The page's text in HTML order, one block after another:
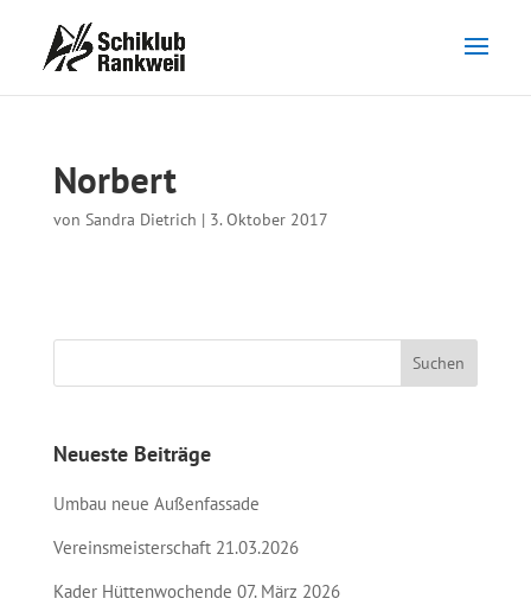
Norbert
von Sandra Dietrich | 3. Oktober 2017
Neueste Beiträge
Umbau neue Außenfassade
Vereinsmeisterschaft 21.03.2026
Kader Hüttenwochende 07. März 2026